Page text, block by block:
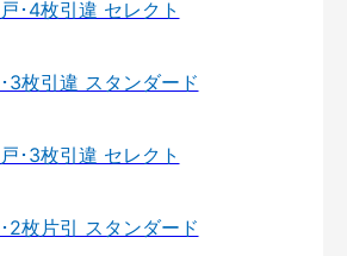
･4枚引違 セレクト
3枚引違 スタンダード
･3枚引違 セレクト
2枚片引 スタンダード